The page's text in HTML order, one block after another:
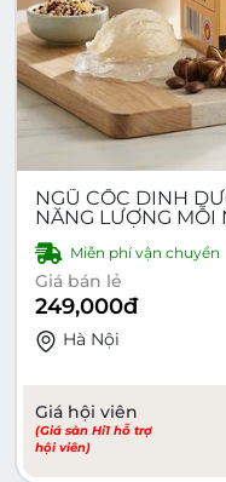
NGŨ CỐC DINH
NĂNG LƯỢNG MỖI
Miễn phí vận chuyển
Giá bán lẻ
249,000đ
Hà Nội
Giá hội viên
(Giá sàn Hi1 hỗ trợ
hội viên)